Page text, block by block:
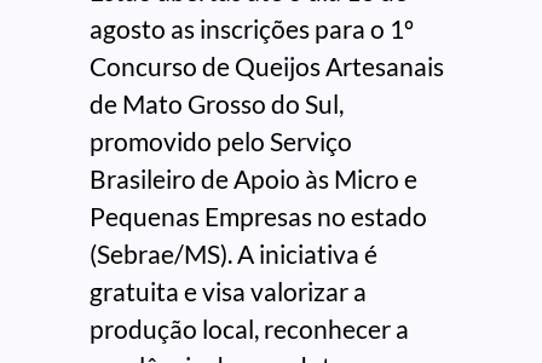
agosto as inscrições para o 1º
Concurso de Queijos Artesanais
de Mato Grosso do Sul,
promovido pelo Serviço
Brasileiro de Apoio às Micro e
Pequenas Empresas no estado
(Sebrae/MS). A iniciativa é
gratuita e visa valorizar a
produção local, reconhecer a